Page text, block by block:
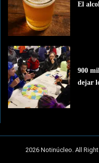
El
900
dejar
2026 Notinúcleo. All